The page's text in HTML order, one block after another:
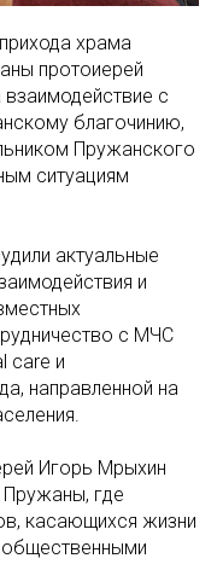
храма
протоиерей
с
благочинию,
Пружанского
ситуациям
актуальные
и
с МЧС
care и
направленной на
Игорь Мрыхин
Пружаны, где
касающихся жизни
общественными